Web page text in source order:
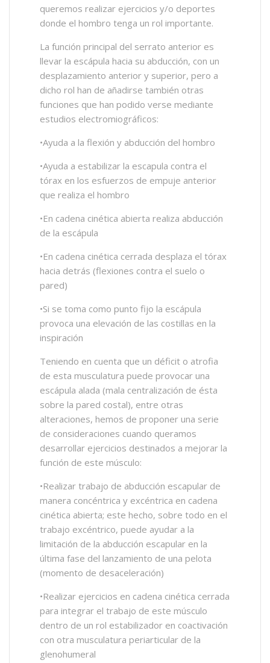
queremos realizar ejercicios y/o deportes
donde el hombro tenga un rol importante.
La función principal del serrato anterior es
llevar la escápula hacia su abducción, con un
desplazamiento anterior y superior, pero a
dicho rol han de añadirse también otras
funciones que han podido verse mediante
estudios electromiográficos:
•Ayuda a la flexión y abducción del hombro
•Ayuda a estabilizar la escapula contra el
tórax en los esfuerzos de empuje anterior
que realiza el hombro
•En cadena cinética abierta realiza abducción
de la escápula
•En cadena cinética cerrada desplaza el tórax
hacia detrás (flexiones contra el suelo o
pared)
•Si se toma como punto fijo la escápula
provoca una elevación de las costillas en la
inspiración
Teniendo en cuenta que un déficit o atrofia
de esta musculatura puede provocar una
escápula alada (mala centralización de ésta
sobre la pared costal), entre otras
alteraciones, hemos de proponer una serie
de consideraciones cuando queramos
desarrollar ejercicios destinados a mejorar la
función de este músculo:
•Realizar trabajo de abducción escapular de
manera concéntrica y excéntrica en cadena
cinética abierta; este hecho, sobre todo en el
trabajo excéntrico, puede ayudar a la
limitación de la abducción escapular en la
última fase del lanzamiento de una pelota
(momento de desaceleración)
•Realizar ejercicios en cadena cinética cerrada
para integrar el trabajo de este músculo
dentro de un rol estabilizador en coactivación
con otra musculatura periarticular de la
glenohumeral